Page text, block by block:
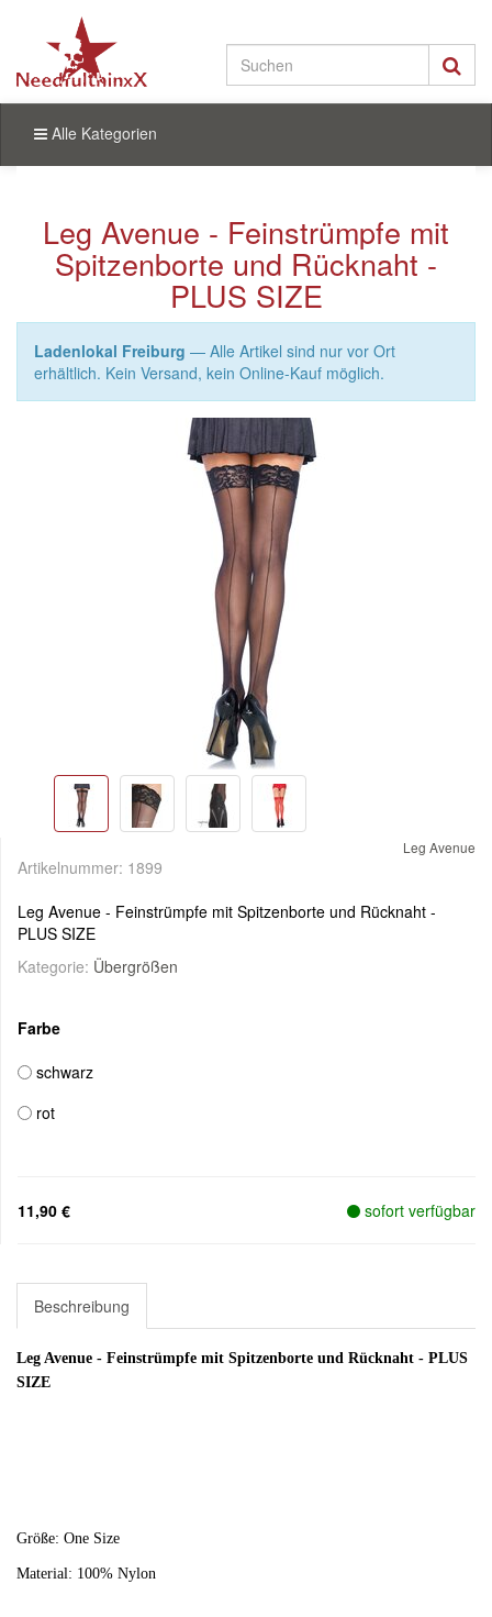
Alle Kategorien
Leg Avenue - Feinstrümpfe mit
Spitzenborte und Rücknaht -
PLUS SIZE
Ladenlokal Freiburg — Alle Artikel sind nur vor Ort
erhältlich. Kein Versand, kein Online-Kauf möglich.
Leg Avenue
Artikelnummer: 1899
Leg Avenue - Feinstrümpfe mit Spitzenborte und Rücknaht -
PLUS SIZE
Kategorie: Übergrößen
Farbe
schwarz
rot
11,90 € sofort verfügbar
Beschreibung
Leg Avenue - Feinstrümpfe mit Spitzenborte und Rücknaht - PLUS
SIZE
Größe: One Size
Material: 100% Nylon